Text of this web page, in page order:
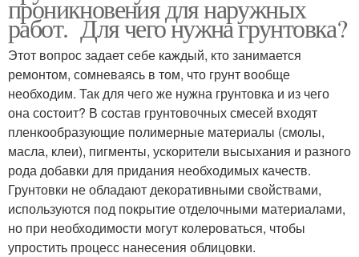
проникновения для наружных
работ. Для чего нужна грунтовка?
Этот вопрос задает себе каждый, кто занимается
ремонтом, сомневаясь в том, что грунт вообще
необходим. Так для чего же нужна грунтовка и из чего
она состоит? В состав грунтовочных смесей входят
пленкообразующие полимерные материалы (смолы,
масла, клеи), пигменты, ускорители высыхания и разного
рода добавки для придания необходимых качеств.
Грунтовки не обладают декоративными свойствами,
используются под покрытие отделочными материалами,
но при необходимости могут колероваться, чтобы
упростить процесс нанесения облицовки.